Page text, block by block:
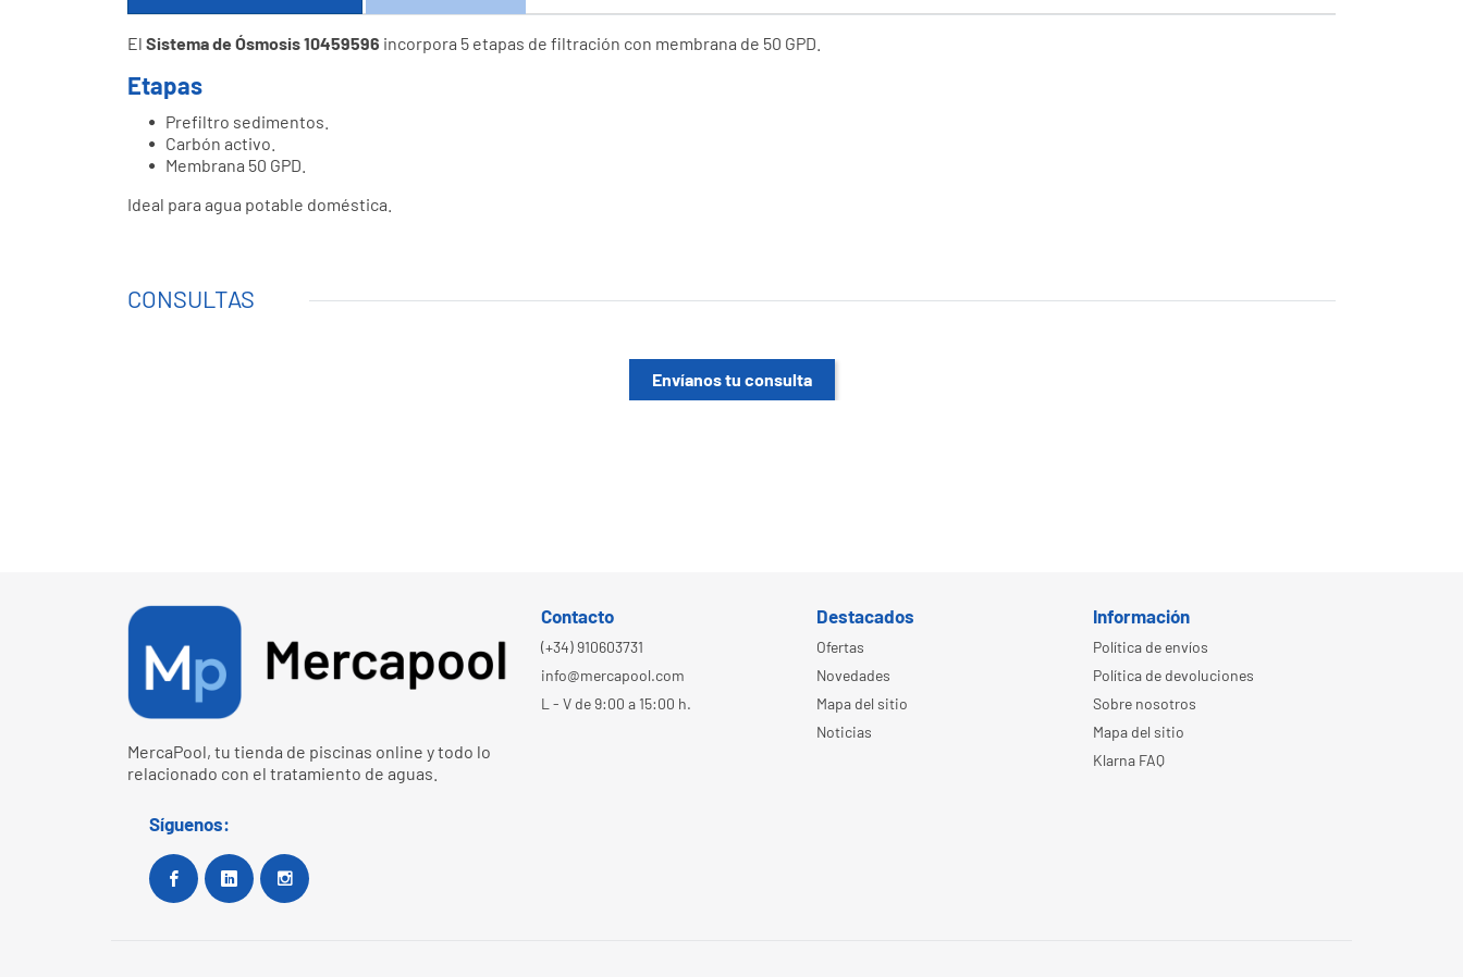
El Sistema de Ósmosis 10459596 incorpora 5 etapas de filtración con membrana de 50 GPD.
Etapas
Prefiltro sedimentos.
Carbón activo.
Membrana 50 GPD.
Ideal para agua potable doméstica.
CONSULTAS
Envíanos tu consulta
MercaPool, tu tienda de piscinas online y todo lo
relacionado con el tratamiento de aguas.
Síguenos:
Facebook Google+
Contacto
(+34) 910603731
info@mercapool.com
L - V de 9:00 a 15:00 h.
Destacados
Ofertas
Novedades
Mapa del sitio
Noticias
Información
Política de envíos
Política de devoluciones
Sobre nosotros
Mapa del sitio
Klarna FAQ